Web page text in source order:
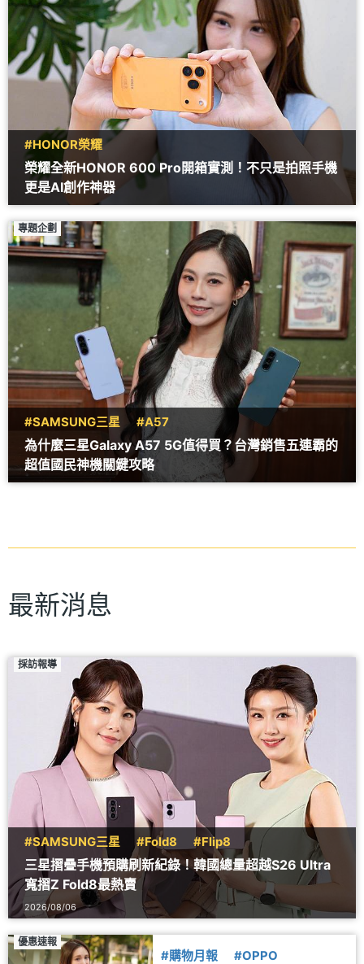
#HONOR榮耀
榮耀全新HONOR 600 Pro開箱實測！不只是拍照手機
更是AI創作神器
專題企劃
#SAMSUNG三星 #A57
為什麼三星Galaxy A57 5G值得買？台灣銷售五連霸的
超值國民神機關鍵攻略
最新消息
採訪報導
#SAMSUNG三星 #Fold8 #Flip8
三星摺疊手機預購刷新紀錄！韓國總量超越S26 Ultra
寬摺Z Fold8最熱賣
2026/08/06
優惠速報
#購物月報 #OPPO